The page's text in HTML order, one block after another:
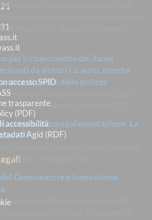
del Presidente Salvatore Rossi
(Industria, commercio, turismo)
Repubblica - Roma, 10 dicembre
per il risarcimento dei danni
da sinistri r.c. auto, nonché
di prezzi delle polizze
del Consigliere Riccardo Cesari
Deputati - Roma, 5 dicembre 2013
e 'autoregolamentazione'. La
PPI
- Milano, 24 ottobre 2013
Consumatore e Innovazione
Consigliere Riccardo Cesari alla XII
accesso SPID
trasparente
(PDF)
accessibilità
Agid (RDF)